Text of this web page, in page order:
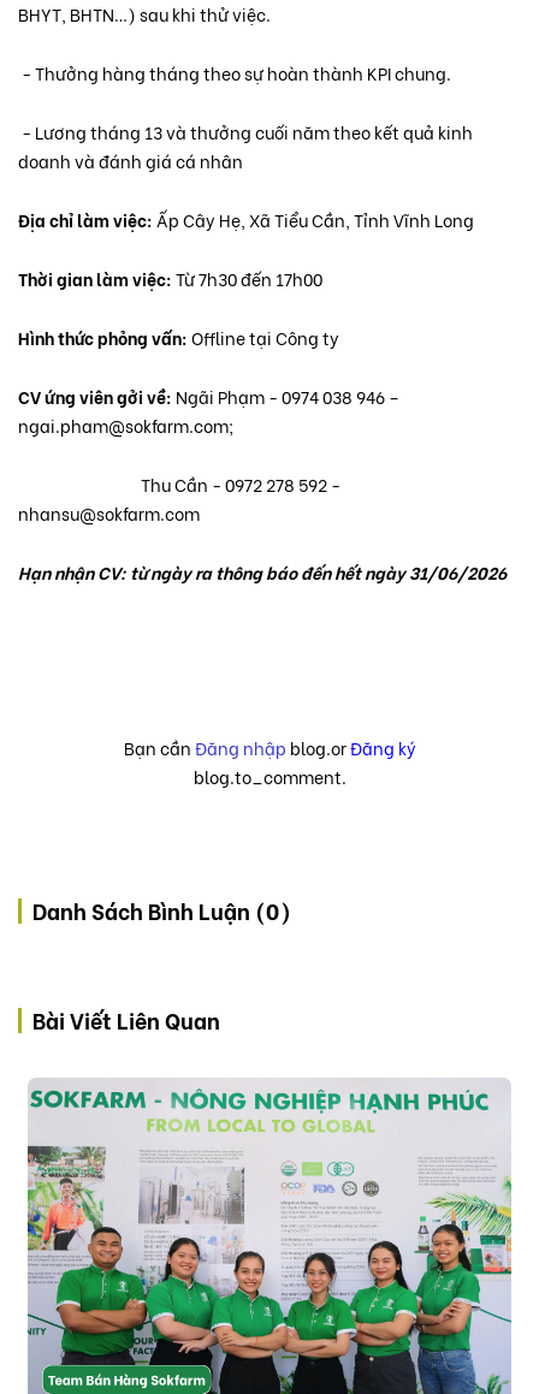
BHYT, BHTN…) sau khi thử việc.
- Thưởng hàng tháng theo sự hoàn thành KPI chung.
- Lương tháng 13 và thưởng cuối năm theo kết quả kinh
doanh và đánh giá cá nhân
Địa chỉ làm việc:Ấp Cây Hẹ, Xã Tiểu Cần, Tỉnh Vĩnh Long
Thời gian làm việc:Từ 7h30 đến 17h00
Hình thức phỏng vấn:Offline tại Công ty
CV ứng viên gởi về: Ngãi Phạm - 0974 038 946 –
ngai.pham@sokfarm.com;
Thu Cần - 0972 278 592‬ -
nhansu@sokfarm.com‬‬‬‬‬‬‬‬‬‬‬‬‬‬‬‬‬‬‬‬
Hạn nhận CV: từ ngày ra thông báo đến hết ngày 31/06/2026
Bạn cầnĐăng nhập blog.orĐăng ký
blog.to_comment.
Danh Sách Bình Luận (0)
Bài Viết Liên Quan